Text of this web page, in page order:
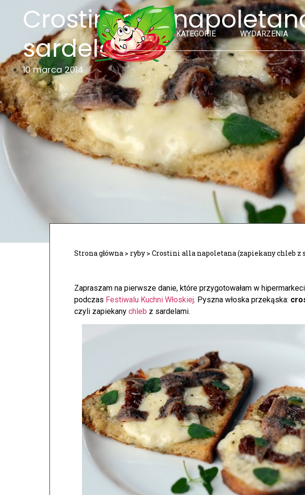
KATEGORIE WYDARZENIA
Crostini alla
sardelami)
10 marca 2014
Strona główna > ryby > Crostini alla napoletana (zapiekany chleb z
Zapraszam na pierwsze danie, które przygotowałam w
podczas Festiwalu Kuchni Włoskiej. Pyszna włoska przekąska:
czyli zapiekany chleb z sardelami.